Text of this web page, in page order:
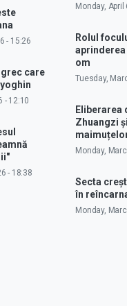
- 15:26
care
- 12:10
- 18:38
Monday, April
Rolul
om
Tuesday,
Eliberarea
Zhuangzi
Monday,
Secta
în
Monday,